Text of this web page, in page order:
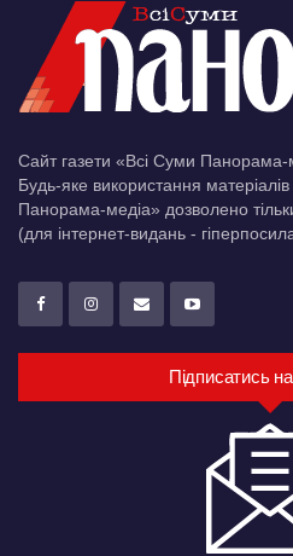
Сайт газети «Всі Суми Панорама-
Будь-яке використання
Панорама-медіа» дозволено
(для інтернет-видань -
Підписатись